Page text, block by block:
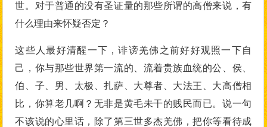
世。对于普通的没有圣证量的那些所谓的高僧来说，有
什么理由来怀疑否定？
这些人最好清醒一下，诽谤羌佛之前好好观照一下自
己，你与那些世界第一流的、流着贵族血统的公、侯、
伯、子、男、太极、扎萨、大尊者、大法王、大高僧相
比，你算老几啊？无非是黄毛未干的贱民而已。说一句
不该说的心里话，除了第三世多杰羌佛，把你等看待成